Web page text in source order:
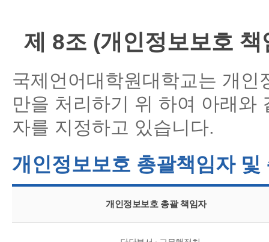
제 8조 (개인정보보호 책
국제언어대학원대학교는 개
만을 처리하기 위 하여 아래와
자를 지정하고 있습니다.
개인정보보호 총괄책임자 및
개인정보보호 총괄 책임자